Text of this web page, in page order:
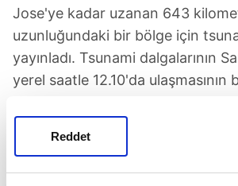
Reddet
Jose'ye kadar uzanan 643
uzunluğundaki bir bölge için
yayınladı. Tsunami dalgalarının
yerel saatle 12.10'da ulaşmasının